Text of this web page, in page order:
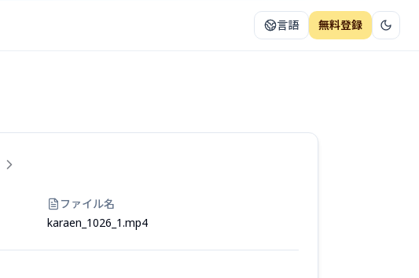
言語 無料登録
ファイル名
karaen_1026_1.mp4